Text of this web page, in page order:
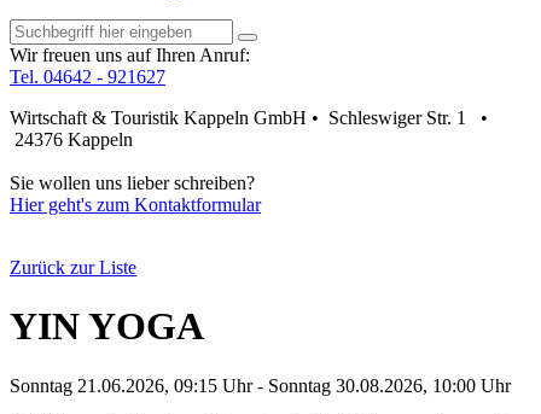
Wir freuen uns auf Ihren Anruf:
Tel. 04642 - 921627
Wirtschaft & Touristik Kappeln GmbH • Schleswiger Str. 1 •
24376 Kappeln
Sie wollen uns lieber schreiben?
Hier geht's zum Kontaktformular
Zurück zur Liste
YIN YOGA
Sonntag 21.06.2026, 09:15 Uhr - Sonntag 30.08.2026, 10:00 Uhr